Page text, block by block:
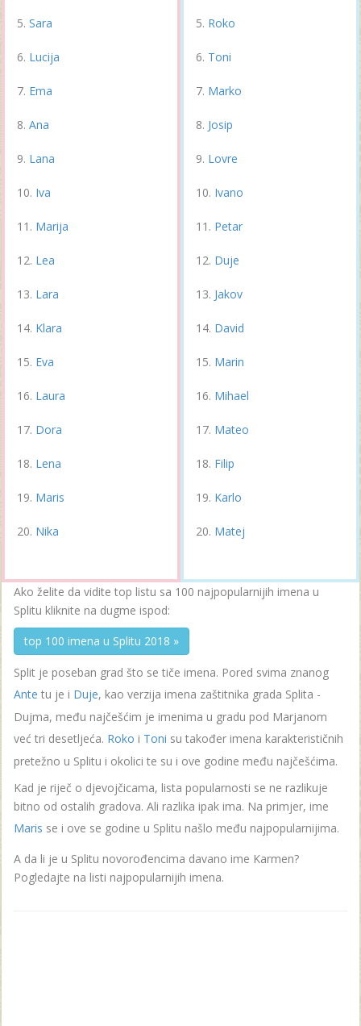
Sara
Lucija
Ema
Ana
Lana
Iva
Marija
Lea
Lara
Klara
Eva
Laura
Dora
Lena
Maris
Nika
Roko
Toni
Marko
Josip
Lovre
Ivano
Petar
Duje
Jakov
David
Marin
Mihael
Mateo
Filip
Karlo
Matej
Ako želite da vidite top listu sa 100 najpopularnijih imena u
Splitu kliknite na dugme ispod:
top 100 imena u Splitu 2018 »
Split je poseban grad što se tiče imena. Pored svima znanog
Ante tu je i Duje, kao verzija imena zaštitnika grada Splita -
Dujma, među najčešćim je imenima u gradu pod Marjanom
već tri desetljeća. Roko i Toni su također imena karakterističnih
pretežno u Splitu i okolici te su i ove godine među najčešćima.
Kad je riječ o djevojčicama, lista popularnosti se ne razlikuje
bitno od ostalih gradova. Ali razlika ipak ima. Na primjer, ime
Maris se i ove se godine u Splitu našlo među najpopularnijima.
A da li je u Splitu novorođencima davano ime Karmen?
Pogledajte na listi najpopularnijih imena.